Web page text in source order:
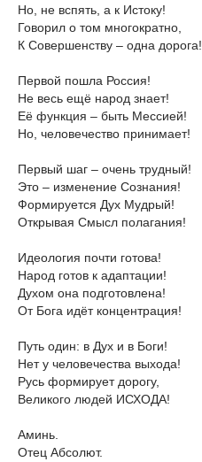
Но, не вспять, а к Истоку!
Говорил о том многократно,
К Совершенству – одна дорога!
Первой пошла Россия!
Не весь ещё народ знает!
Её функция – быть Мессией!
Но, человечество принимает!
Первый шаг – очень трудный!
Это – изменение Сознания!
Формируется Дух Мудрый!
Открывая Смысл полагания!
Идеология почти готова!
Народ готов к адаптации!
Духом она подготовлена!
От Бога идёт концентрация!
Путь один: в Дух и в Боги!
Нет у человечества выхода!
Русь формирует дорогу,
Великого людей ИСХОДА!
Аминь.
Отец Абсолют.